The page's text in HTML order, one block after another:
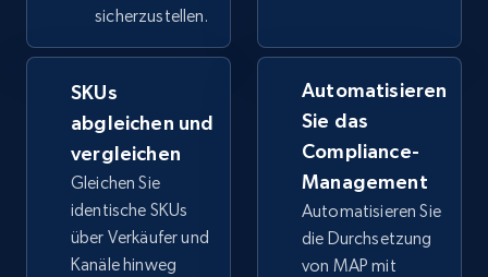
sicherzustellen.
SKUs
abgleichen und
vergleichen
Gleichen Sie
identische SKUs
über Verkäufer und
Kanäle hinweg
Automatisieren
Sie das
Compliance-
Management
Automatisieren Sie
die Durchsetzung
von MAP mit